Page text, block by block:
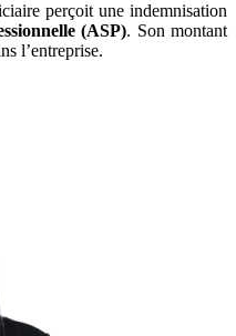
perçoit une indemnisation
(ASP). Son montant
l’entreprise.